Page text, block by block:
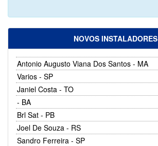
NOVOS INSTALADORES
Antonio Augusto Viana Dos Santos - MA
Varios - SP
Janiel Costa - TO
- BA
Brl Sat - PB
Joel De Souza - RS
Sandro Ferreira - SP